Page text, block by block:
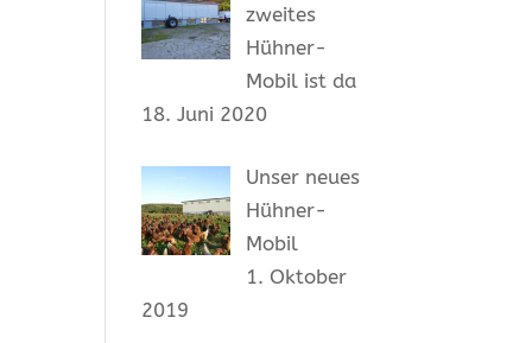
zweites
Hühner-
Mobil ist da
18. Juni 2020
Unser neues
Hühner-
Mobil
1. Oktober
2019